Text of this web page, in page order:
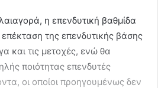
η επενδυτική βαθμίδα
της επενδυτικής βάσης
και τις μετοχές, ενώ θα
ποιότητας επενδυτές
οι οποίοι προηγουμένως δεν